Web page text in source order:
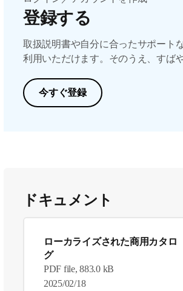
登録する
取扱説明書や自分に合ったサポート
利用いただけます。そのうえ、すば
今すぐ登録
ドキュメント
ローカライズされた商用カタロ
グ
PDF file, 883.0 kB
2025/02/18